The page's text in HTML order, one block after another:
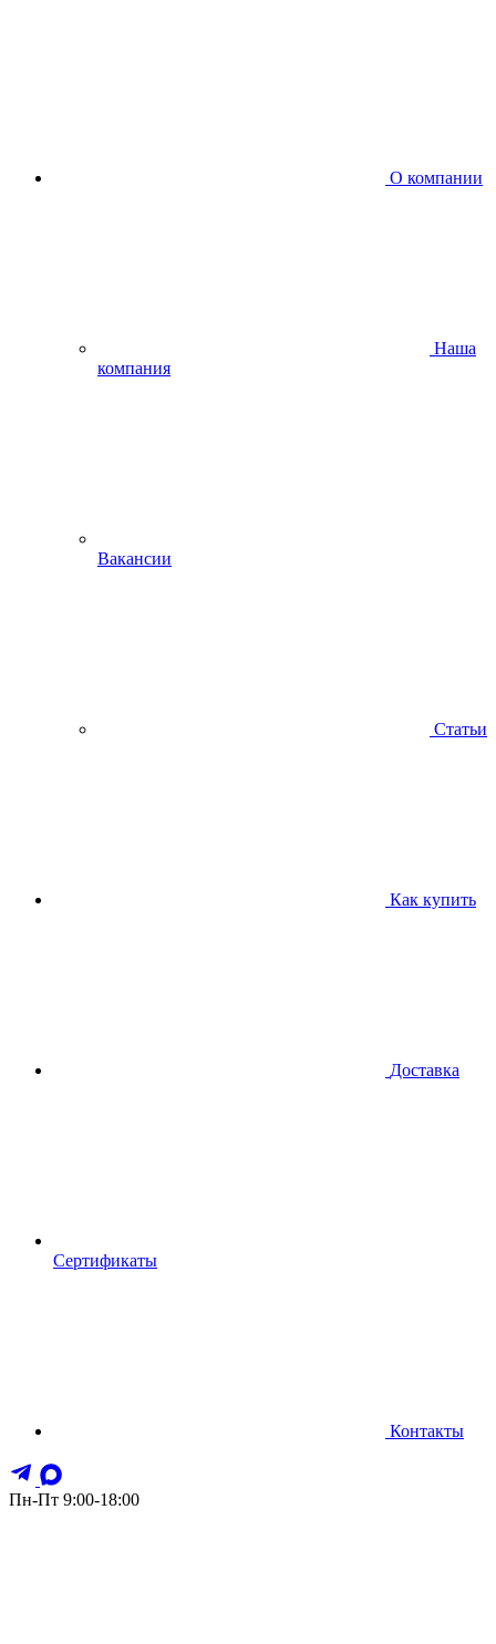
О компании
Наша
компания
Вакансии
Статьи
Как купить
Доставка
Сертификаты
Контакты
Пн-Пт 9:00-18:00